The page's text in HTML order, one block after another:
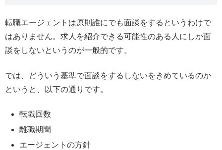
転職エージェントは原則誰にでも面談をするというわけで
はありません。求人を紹介できる可能性のある人にしか面
談をしないというのが一般的です。
では、どういう基準で面談をするしないをきめているのか
というと、以下の通りです。
転職回数
離職期間
エージェントの方針